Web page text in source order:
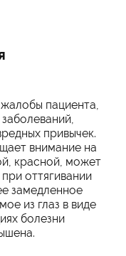
пациента,
привычек.
внимание на
красной, может
оттягивании
замедленное
из глаз в виде
болезни